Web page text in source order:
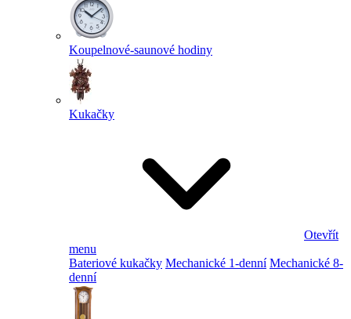
Koupelnové-saunové hodiny
Kukačky
Otevřít
menu
Bateriové kukačky Mechanické 1-denní Mechanické 8-
denní